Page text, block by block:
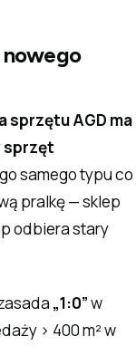
sprzętu AGD ma
sprzęt
samego typu co
pralkę — sklep
odbiera stary
„1:0”w
> 400 m² w